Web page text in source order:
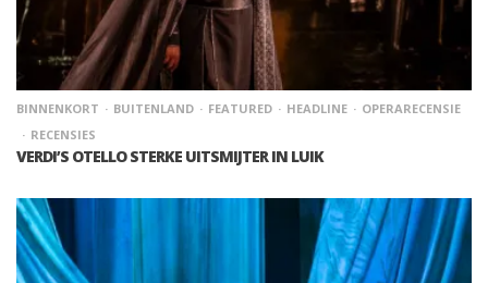
BINNENKORT BUITENLAND FEATURED HEADLINE
OPERARECENSIE
RECENSIES
VERDI’S OTELLO STERKE UITSMIJTER IN LUIK